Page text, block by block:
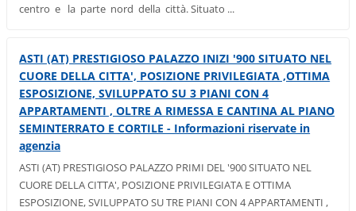
centro e la parte nord della città. Situato ...
ASTI (AT) PRESTIGIOSO PALAZZO INIZI '900 SITUATO NEL
CUORE DELLA CITTA', POSIZIONE PRIVILEGIATA ,OTTIMA
ESPOSIZIONE, SVILUPPATO SU 3 PIANI CON 4
APPARTAMENTI , OLTRE A RIMESSA E CANTINA AL PIANO
SEMINTERRATO E CORTILE - Informazioni riservate in
agenzia
ASTI (AT) PRESTIGIOSO PALAZZO PRIMI DEL '900 SITUATO NEL
CUORE DELLA CITTA', POSIZIONE PRIVILEGIATA E OTTIMA
ESPOSIZIONE, SVILUPPATO SU TRE PIANI CON 4 APPARTAMENTI ,